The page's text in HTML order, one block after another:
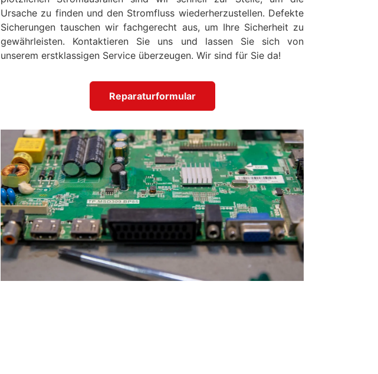
Ursache zu finden und den Stromfluss wiederherzustellen. Defekte
Sicherungen tauschen wir fachgerecht aus, um Ihre Sicherheit zu
gewährleisten. Kontaktieren Sie uns und lassen Sie sich von
unserem erstklassigen Service überzeugen. Wir sind für Sie da!
Reparaturformular